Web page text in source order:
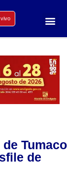
Tumaco
de